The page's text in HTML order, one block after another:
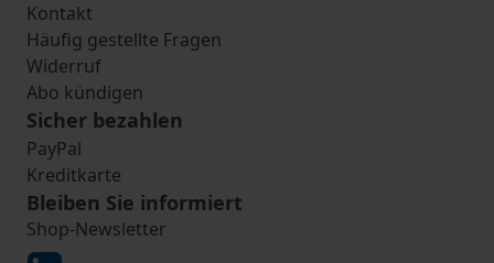
Kontakt
Häufig gestellte Fragen
Widerruf
Abo kündigen
Sicher bezahlen
PayPal
Kreditkarte
Bleiben Sie informiert
Shop-Newsletter